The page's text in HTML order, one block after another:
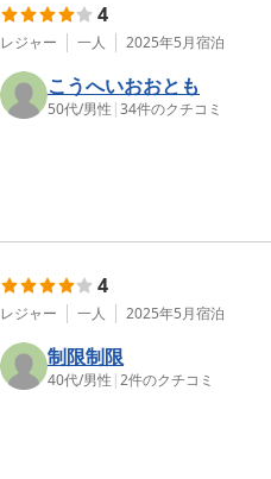
4
レジャー 一人 2025年5月宿泊
こうへいおおとも
50代/男性 |34件のクチコミ
4
レジャー 一人 2025年5月宿泊
制限制限
40代/男性 |2件のクチコミ